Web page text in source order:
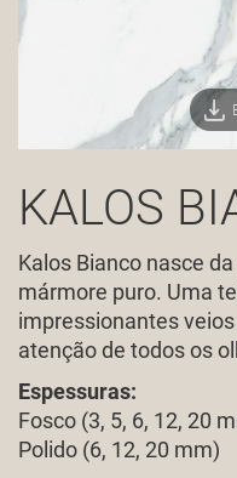
KALOS
Kalos Bianco nasce
mármore puro. Uma
impressionantes
atenção de todos os
Espessuras:
Fosco (3, 5, 6, 12, 20
Polido (6, 12, 20 mm)